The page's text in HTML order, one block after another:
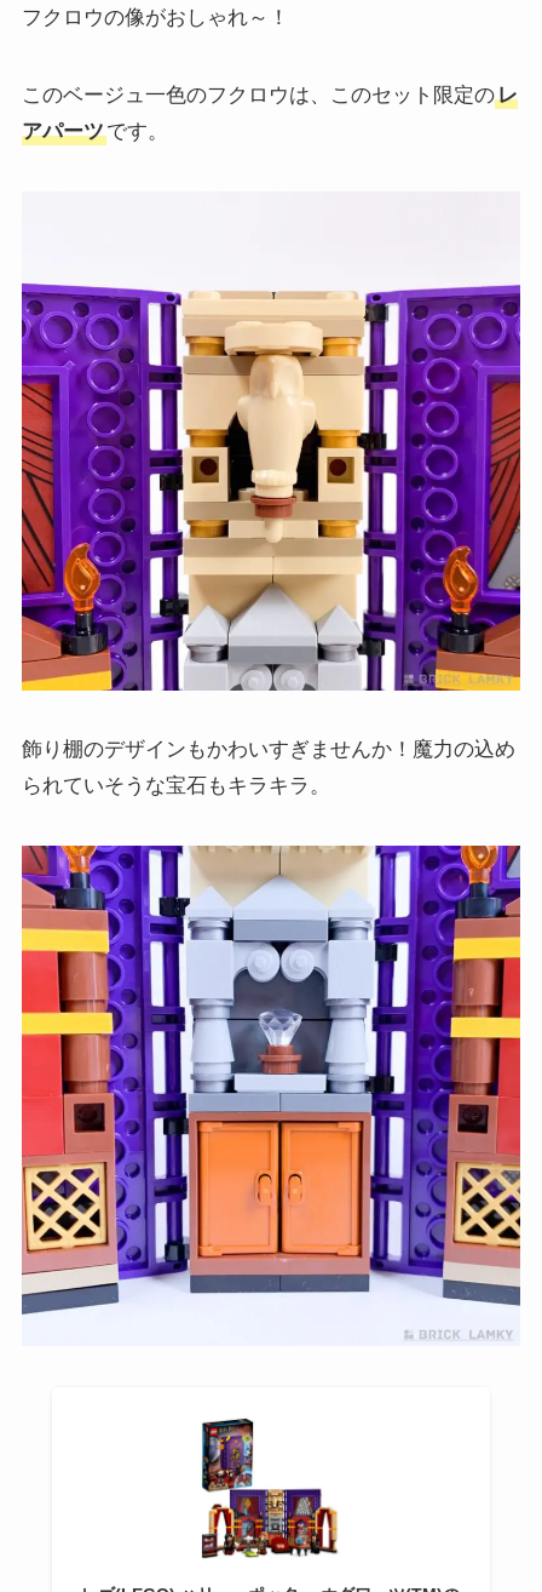
フクロウの像がおしゃれ～！
このベージュ一色のフクロウは、このセット限定のレ
アパーツです。
飾り棚のデザインもかわいすぎませんか！魔力の込め
られていそうな宝石もキラキラ。